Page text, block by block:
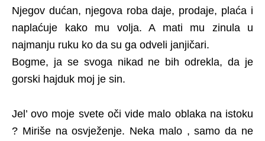
Njegov dućan, njegova roba daje, prodaje, plaća i
naplaćuje kako mu volja. A mati mu zinula u
najmanju ruku ko da su ga odveli janjičari.
Bogme, ja se svoga nikad ne bih odrekla, da je
gorski hajduk moj je sin.
Jel’ ovo moje svete oči vide malo oblaka na istoku
? Miriše na osvježenje. Neka malo , samo da ne